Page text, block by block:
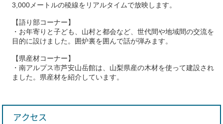
3,000メートルの稜線をリアルタイムで放映します。
【語り部コーナー】
・お年寄りと子ども、山村と都会など、世代間や地域間の交流を
目的に設けました。囲炉裏を囲んで話が弾みます。
【県産材コーナー】
・南アルプス市芦安山岳館は、山梨県産の木材を使って建設され
ました。県産材を紹介しています。
アクセス